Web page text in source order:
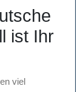
ist Ihr
viel